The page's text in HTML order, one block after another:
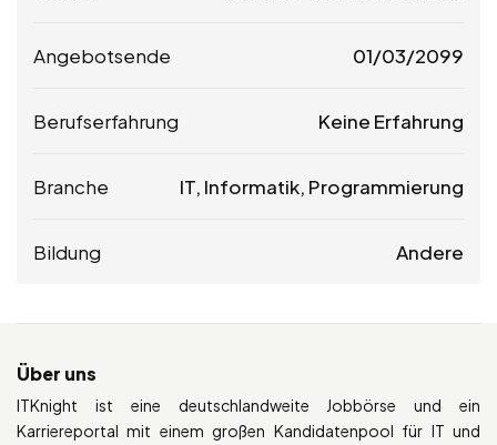
Angebotsende 01/03/2099
Berufserfahrung Keine Erfahrung
Branche IT, Informatik, Programmierung
Bildung Andere
Über uns
ITKnight ist eine deutschlandweite Jobbörse und ein
Karriereportal mit einem großen Kandidatenpool für IT und